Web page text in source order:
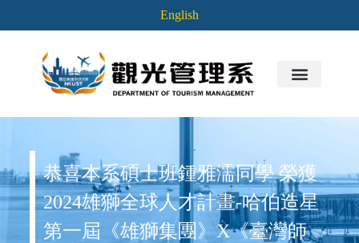
English
恭喜本系碩士班鍾雅濡同學 榮獲
2024雄獅全球人才計畫-哈伯造星
第一屆《雄獅集團》X《臺灣師